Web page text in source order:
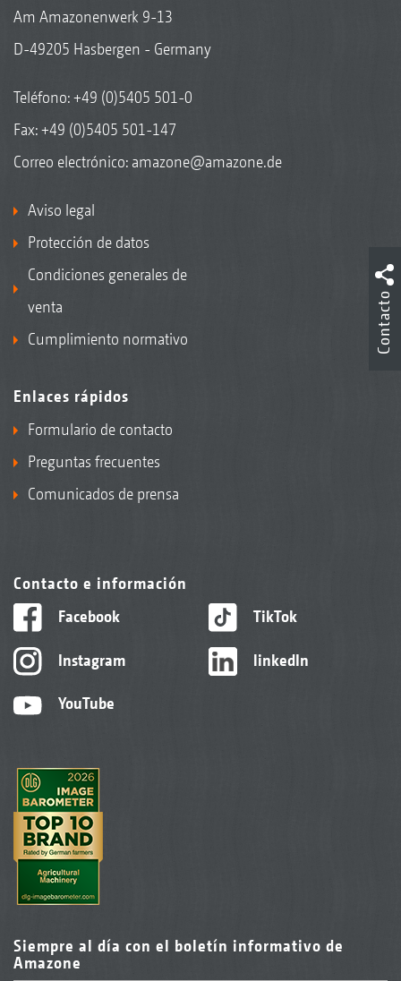
Am Amazonenwerk 9-13
D-49205 Hasbergen - Germany
Teléfono:+49 (0)5405 501-0
Fax: +49 (0)5405 501-147
Correo electrónico: amazone@amazone.de
Aviso legal
Protección de datos
Condiciones generales de
venta
Cumplimiento normativo
Enlaces rápidos
Formulario de contacto
Preguntas frecuentes
Comunicados de prensa
Contacto e información
Facebook
Instagram
YouTube
TikTok
linkedIn
Siempre al día con el boletín informativo de
Amazone
Contacto